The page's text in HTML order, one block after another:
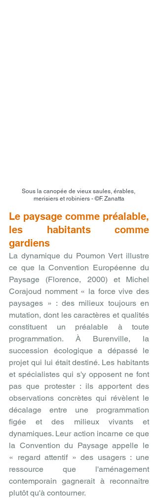
Sous la canopée de vieux saules, érables,
merisiers et robiniers - ©F. Zanatta
Le paysage comme préalable,
les habitants comme
gardiens
La dynamique du Poumon Vert illustre
ce que la Convention Européenne du
Paysage (Florence, 2000) et Michel
Corajoud nomment « la force vive des
paysages » : des milieux toujours en
mutation, dont les caractères et qualités
constituent un préalable à toute
programmation. À Burenville, la
succession écologique a dépassé le
projet qui lui était destiné. Les habitants
et spécialistes qui s'y opposent ne font
pas que protester : ils apportent des
observations concrètes qui révèlent le
décalage entre une programmation
figée et des milieux vivants et
dynamiques. Leur action incarne ce que
la Convention du Paysage appelle le
« regard attentif » des usagers : une
ressource que l'aménagement
contemporain gagnerait à reconnaitre
plutôt qu'à contourner.